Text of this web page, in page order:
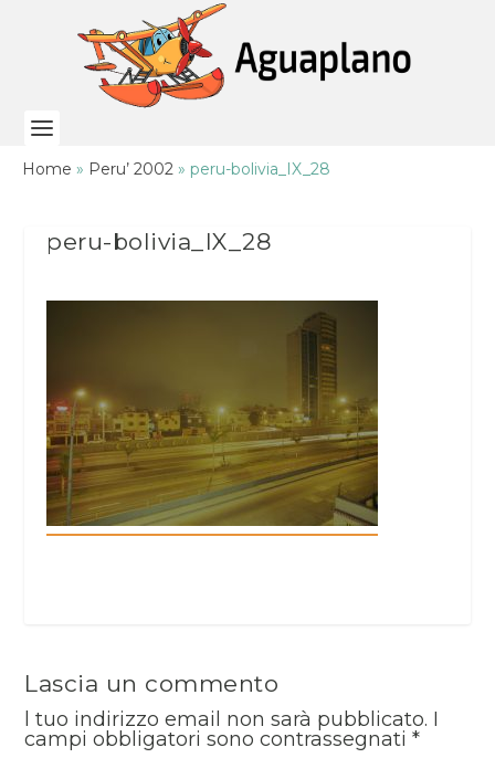
Home » Peru’ 2002 » peru-bolivia_IX_28
peru-bolivia_IX_28
Lascia un commento
l tuo indirizzo email non sarà pubblicato. I
campi obbligatori sono contrassegnati*